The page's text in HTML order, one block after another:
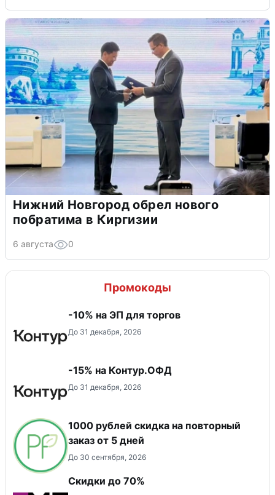
Нижний Новгород обрел нового
побратима в Киргизии
6 августа 0
Промокоды
-10% на ЭП для торгов
До 31 декабря, 2026
-15% на Контур.ОФД
До 31 декабря, 2026
1000 рублей скидка на повторный
заказ от 5 дней
До 30 сентября, 2026
Скидки до 70%